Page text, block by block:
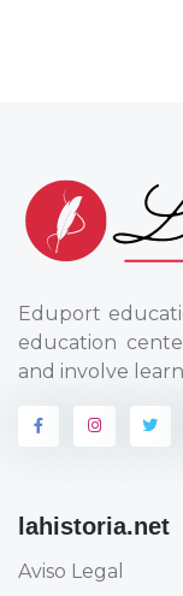
Eduport
education
and involve
lahistoria.net
Aviso Legal